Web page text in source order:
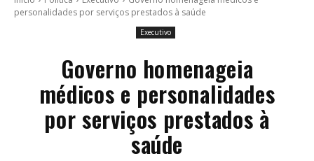
personalidades por serviços prestados à saúde
Executivo
Governo homenageia
médicos e personalidades
por serviços prestados à
saúde